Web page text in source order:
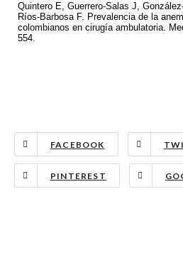
Quintero E, Guerrero-Salas J,
Ríos-Barbosa F. Prevalencia de la
colombianos en cirugía ambulatoria.
554.
FACEBOOK
PINTEREST